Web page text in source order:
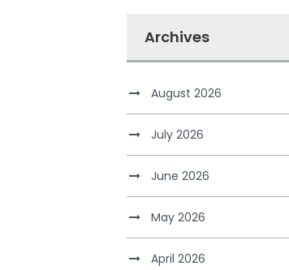
Archives
August 2026
July 2026
June 2026
May 2026
April 2026